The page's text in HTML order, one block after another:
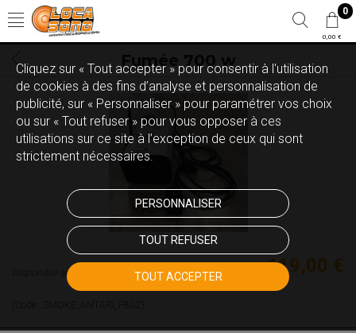
0
0,00 €
Fumée 700 w
Disponible sous 60 jours 119,00 €
Cliquez sur « Tout accepter » pour consentir à l'utilisation
de cookies à des fins d’analyse et personnalisation de
publicité, sur « Personnaliser » pour paramétrer vos choix
ou sur « Tout refuser » pour vous opposer à ces
utilisations sur ce site à l’exception de ceux qui sont
strictement nécessaires.
PERSONNALISER
TOUT REFUSER
TOUT ACCEPTER